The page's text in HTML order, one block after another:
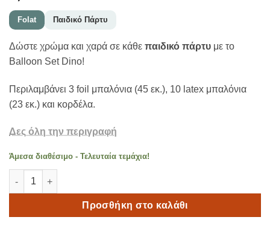
Folat Παιδικό Πάρτυ
Δώστε χρώμα και χαρά σε κάθε παιδικό πάρτυ με το
Balloon Set Dino!
Περιλαμβάνει 3 foil μπαλόνια (45 εκ.), 10 latex μπαλόνια
(23 εκ.) και κορδέλα.
Δες όλη την περιγραφή
Άμεσα διαθέσιμο - Τελευταία τεμάχια!
Balloon Set Dino | Σετ Μπαλόνια για Παιδικά Πάρτυ ποσότητα
Προσθήκη στο καλάθι